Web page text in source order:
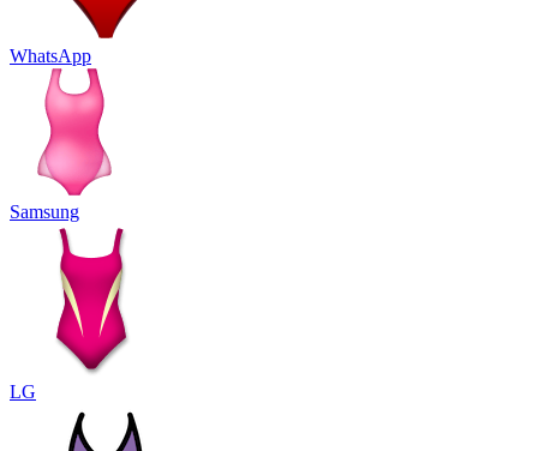
WhatsApp
Samsung
LG